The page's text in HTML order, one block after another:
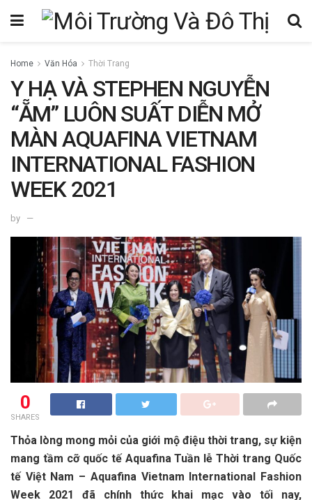
Home Văn Hóa Thời Trang
Y HẠ VÀ STEPHEN NGUYỄN
“ẴM” LUÔN SUẤT DIỄN MỞ
MÀN AQUAFINA VIETNAM
INTERNATIONAL FASHION
WEEK 2021
by
0
SHARES
Thỏa lòng mong mỏi của giới mộ điệu thời trang, sự kiện
mang tầm cỡ quốc tế Aquafina Tuần lễ Thời trang Quốc
tế Việt Nam – Aquafina Vietnam International Fashion
Week 2021 đã chính thức khai mạc vào tối nay,